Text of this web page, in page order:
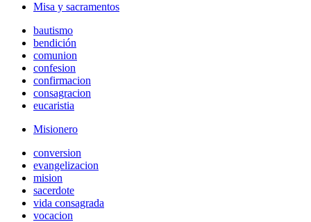
Misa y sacramentos
bautismo
bendición
comunion
confesion
confirmacion
consagracion
eucaristia
Misionero
conversion
evangelizacion
mision
sacerdote
vida consagrada
vocacion